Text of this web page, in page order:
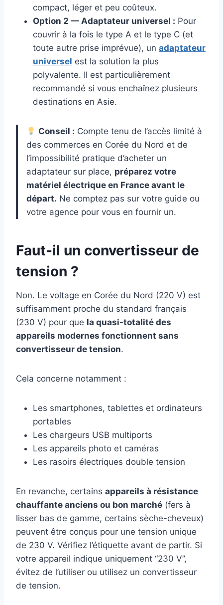
compact, léger et peu coûteux.
Option 2 — Adaptateur universel : Pour
couvrir à la fois le type A et le type C (et
toute autre prise imprévue), un adaptateur
universel est la solution la plus
polyvalente. Il est particulièrement
recommandé si vous enchaînez plusieurs
destinations en Asie.
Conseil : Compte tenu de l’accès limité à
des commerces en Corée du Nord et de
l’impossibilité pratique d’acheter un
adaptateur sur place, préparez votre
matériel électrique en France avant le
départ. Ne comptez pas sur votre guide ou
votre agence pour vous en fournir un.
Faut-il un convertisseur de
tension ?
Non. Le voltage en Corée du Nord (220 V) est
suffisamment proche du standard français
(230 V) pour que la quasi-totalité des
appareils modernes fonctionnent sans
convertisseur de tension.
Cela concerne notamment :
Les smartphones, tablettes et ordinateurs
portables
Les chargeurs USB multiports
Les appareils photo et caméras
Les rasoirs électriques double tension
En revanche, certains appareils à résistance
chauffante anciens ou bon marché (fers à
lisser bas de gamme, certains sèche-cheveux)
peuvent être conçus pour une tension unique
de 230 V. Vérifiez l’étiquette avant de partir. Si
votre appareil indique uniquement “230 V”,
évitez de l’utiliser ou utilisez un convertisseur
de tension.